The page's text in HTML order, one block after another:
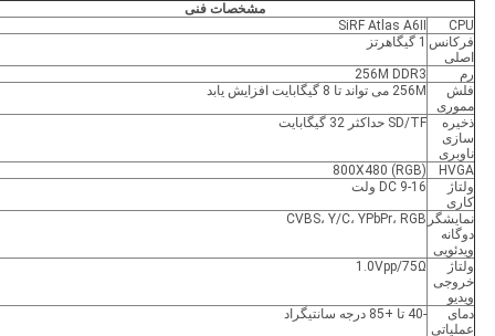
مشخصات فنی
CPU
SiRF Atlas A6Ⅱ
فرکانس
اصلی
1 گیگاهرتز
رم
256M DDR3
فلش
مموری
256M می تواند تا 8 گیگابایت افزایش یابد
ذخیره
سازی
ناوبری
SD/TF حداکثر 32 گیگابایت
HVGA
800X480 (RGB)
ولتاژ
کاری
DC 9-16 ولت
نمایشگر
دوگانه
ویدئویی
CVBS، Y/C، YPbPr، RGB
ولتاژ
خروجی
ویدیو
1.0Vpp/75Ω
دمای
عملیاتی
-40 تا +85 درجه سانتیگراد